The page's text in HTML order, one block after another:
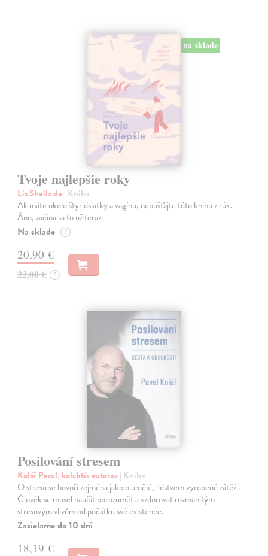
na sklade
Tvoje najlepšie roky
Liz Sheila de | Kniha
Ak máte okolo štyridsiatky a vagínu, nepúšťajte túto knihu z rúk.
Áno, začína sa to už teraz.
Na sklade ?
20,90 €
22,00 € ?
Posilování stresem
Kolář Pavel, kolektív autorov| Kniha
O stresu se hovoří zejména jako o umělé, lidstvem vyrobené zátěži.
Člověk se musel naučit porozumět a vzdorovat rozmanitým
stresovým vlivům od počátku své existence.
Zasielame do 10 dní
18,19 €